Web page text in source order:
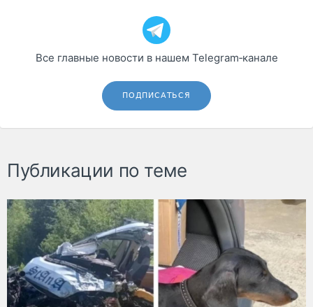
Все главные новости в нашем Telegram‑канале
ПОДПИСАТЬСЯ
Публикации по теме